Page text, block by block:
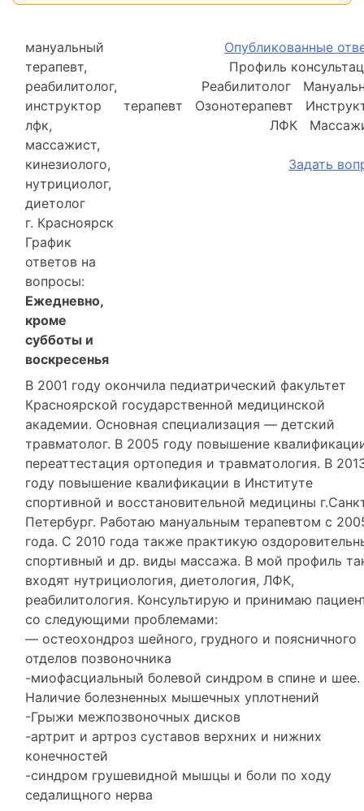
мануальный
терапевт,
реабилитолог,
инструктор
лфк,
массажист,
кинезиолого,
нутрициолог,
диетолог
г. Красноярск
График
ответов на
вопросы:
Ежедневно,
кроме
субботы и
воскресенья
Опубликованные
Профиль
Реабилитолог
терапевт Озонотерапевт
ЛФК
Задать
В 2001 году окончила педиатрический факультет
Красноярской государственной медицинской
академии. Основная специализация — детский
травматолог. В 2005 году повышение
переаттестация ортопедия и травматология. В
году повышение квалификации в Институте
спортивной и восстановительной медицины
Петербург. Работаю мануальным терапевтом с
года. С 2010 года также практикую
спортивный и др. виды массажа. В мой профиль
входят нутрициология, диетология, ЛФК,
реабилитология. Консультирую и принимаю
со следующими проблемами:
— остеохондроз шейного, грудного и поясничного
отделов позвоночника
-миофасциальный болевой синдром в спине и шее.
Наличие болезненных мышечных уплотнений
-Грыжи межпозвоночных дисков
-артрит и артроз суставов верхних и нижних
конечностей
-синдром грушевидной мышцы и боли по ходу
седалищного нерва